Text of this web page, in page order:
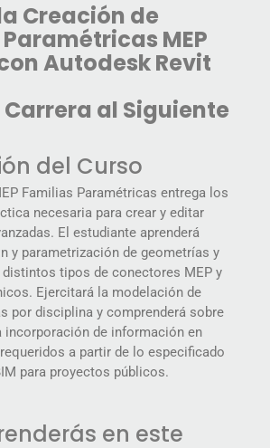
Creación de
MEP
Autodesk Revit
Carrera al Siguiente
del Curso
Familias Paramétricas entrega los
necesaria para crear y editar
El estudiante aprenderá
y parametrización de geometrías y
tipos de conectores MEP y
Ejercitará la modelación de
por disciplina y comprenderá sobre
incorporación de información en
a partir de lo especificado
para proyectos públicos.
en este